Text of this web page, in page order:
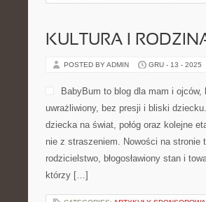
KULTURA I
POSTED BY ADMIN GRU - 13 - 2025
BabyBum to blog dla mam i
uwrażliwiony, bez presji i bliski
dziecka na świat, połóg oraz kolejne
nie z straszeniem. Nowości na
rodzicielstwo, błogosławiony stan i
którzy […]